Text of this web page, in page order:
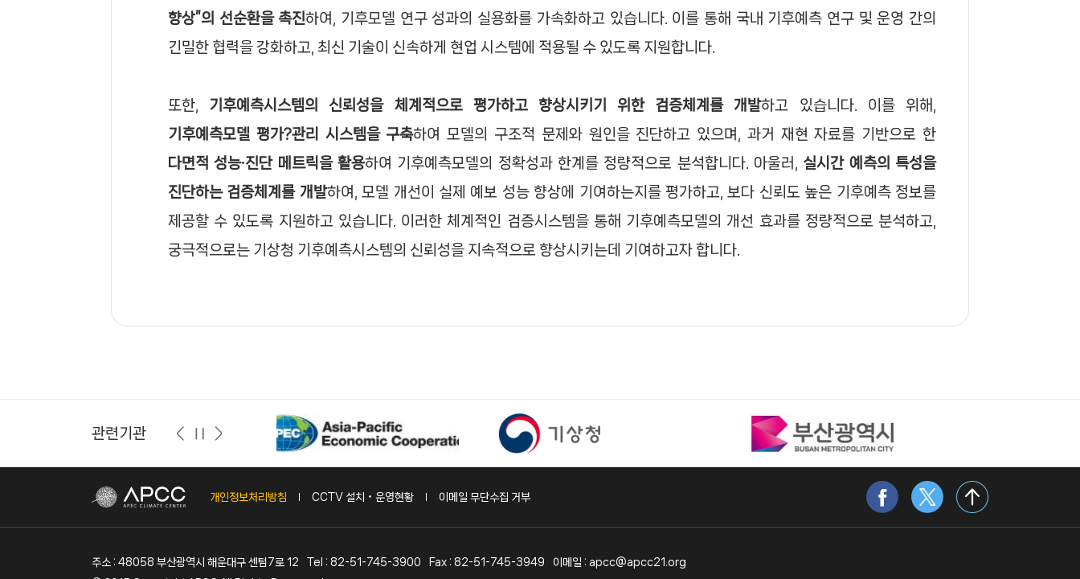
향상”의 선순환을 촉진하여, 기후모델 연구 성과의 실용화를 가속화하고 있습니다. 이를 통해 국내 기후예측 연구 및 운영 간의
긴밀한 협력을 강화하고, 최신 기술이 신속하게 현업 시스템에 적용될 수 있도록 지원합니다.
또한, 기후예측시스템의 신뢰성을 체계적으로 평가하고 향상시키기 위한 검증체계를 개발하고 있습니다. 이를 위해,
기후예측모델 평가?관리 시스템을 구축하여 모델의 구조적 문제와 원인을 진단하고 있으며, 과거 재현 자료를 기반으로 한
다면적 성능·진단 메트릭을 활용하여 기후예측모델의 정확성과 한계를 정량적으로 분석합니다. 아울러, 실시간 예측의 특성을
진단하는 검증체계를 개발하여, 모델 개선이 실제 예보 성능 향상에 기여하는지를 평가하고, 보다 신뢰도 높은 기후예측 정보를
제공할 수 있도록 지원하고 있습니다. 이러한 체계적인 검증시스템을 통해 기후예측모델의 개선 효과를 정량적으로 분석하고,
궁극적으로는 기상청 기후예측시스템의 신뢰성을 지속적으로 향상시키는데 기여하고자 합니다.
관련기관
개인정보처리방침 CCTV 설치‧운영현황 이메일 무단수집 거부
주소 : 48058 부산광역시 해운대구 센텀7로 12 Tel : 82-51-745-3900 Fax : 82-51-745-3949
이메일 : apcc@apcc21.org